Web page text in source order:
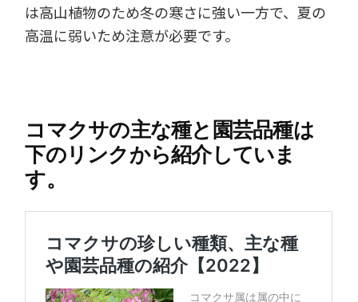
は高山植物のため冬の寒さに強い一方で、夏の
高温に弱いため注意が必要です。
コマクサの主な種と園芸品種は
下のリンクから紹介していま
す。